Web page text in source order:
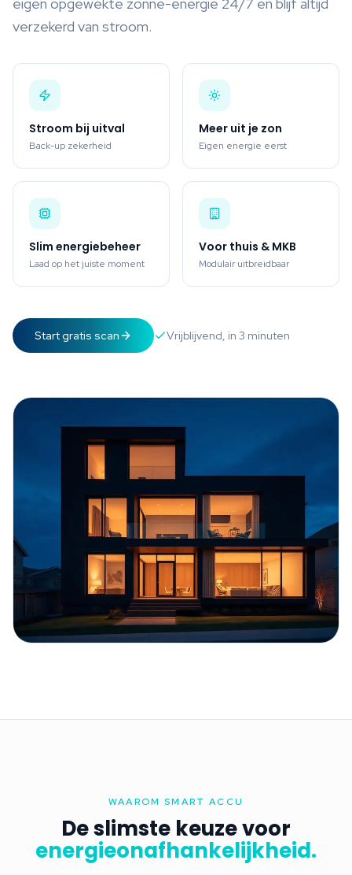
verzekerd van stroom.
Stroom bij uitval
Back-up zekerheid
Meer uit je zon
Eigen energie eerst
Slim energiebeheer
Laad op het juiste moment
Voor thuis & MKB
Modulair uitbreidbaar
Start gratis scan Vrijblijvend, in 3 minuten
WAAROM SMART ACCU
De slimste keuze voor
energieonafhankelijkheid.